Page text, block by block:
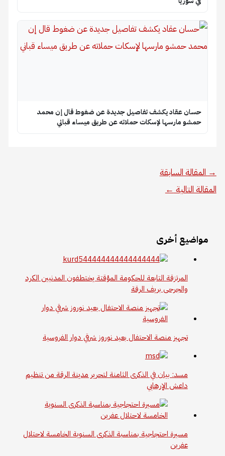
حسان عقاد يكشف تفاصيل جديدة عن ضغوط قال إن محمد
حمشو مارسها لإسكات حملاته عن طريق ميساء قباني
→ المقالة السابقة
المقالة التالية ←
مواضيع أخرى
المرتزقة التابعة للحكومة المؤقتة يختطفون المدنيين الكرد
والجرحى بريف الرقة
تجهيز منصة الاحتفال بعيد نوروز شرقي دوار الفروسية
مسد: بيان في الذكرى الثامنة لتحرير مدينة الرقة من تنظيم
داعش الإرهابي
مسيرة احتجاجية بمناسبة الذكرى السنوية الخامسة لاحتلال
عفرين